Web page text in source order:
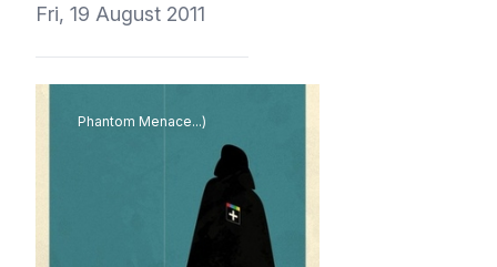
Fri, 19 August 2011
Phantom Menace...)